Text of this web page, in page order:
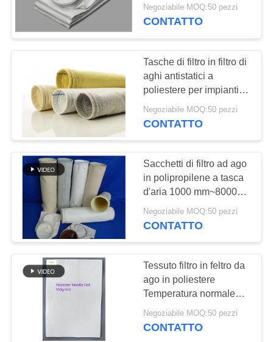
Negoziabile MOQ:50 pezzi
CONTATTO
Tasche di filtro in filtro di
aghi antistatici a
poliestere per impianti
siderurgici
Negoziabile MOQ:50 pezzi
CONTATTO
Sacchetti di filtro ad ago
in polipropilene a tasca
d'aria 1000 mm~8000
mm Lunghezza
Negoziabile MOQ:50 pezzi
CONTATTO
Tessuto filtro in feltro da
ago in poliestere
Temperatura normale
300 - 550 gm
Negoziabile MOQ:50 pezzi
CONTATTO